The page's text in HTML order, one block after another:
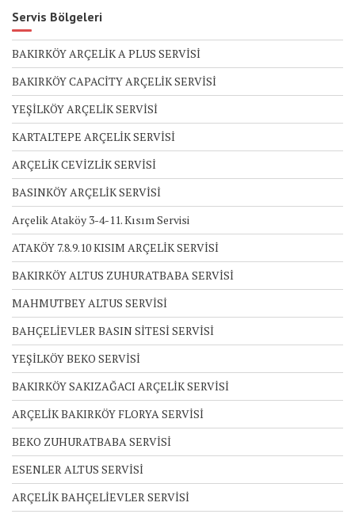
Servis Bölgeleri
BAKIRKÖY ARÇELİK A PLUS SERVİSİ
BAKIRKÖY CAPACİTY ARÇELİK SERVİSİ
YEŞİLKÖY ARÇELİK SERVİSİ
KARTALTEPE ARÇELİK SERVİSİ
ARÇELİK CEVİZLİK SERVİSİ
BASINKÖY ARÇELİK SERVİSİ
Arçelik Ataköy 3-4-11. Kısım Servisi
ATAKÖY 7.8.9.10 KISIM ARÇELİK SERVİSİ
BAKIRKÖY ALTUS ZUHURATBABA SERVİSİ
MAHMUTBEY ALTUS SERVİSİ
BAHÇELİEVLER BASIN SİTESİ SERVİSİ
YEŞİLKÖY BEKO SERVİSİ
BAKIRKÖY SAKIZAĞACI ARÇELİK SERVİSİ
ARÇELİK BAKIRKÖY FLORYA SERVİSİ
BEKO ZUHURATBABA SERVİSİ
ESENLER ALTUS SERVİSİ
ARÇELİK BAHÇELİEVLER SERVİSİ